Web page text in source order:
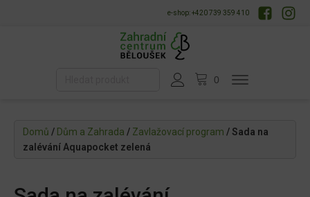
e-shop: +420 739 359 410
Domů / Dům a Zahrada / Zavlažovací program / Sada na
zalévání Aquapocket zelená